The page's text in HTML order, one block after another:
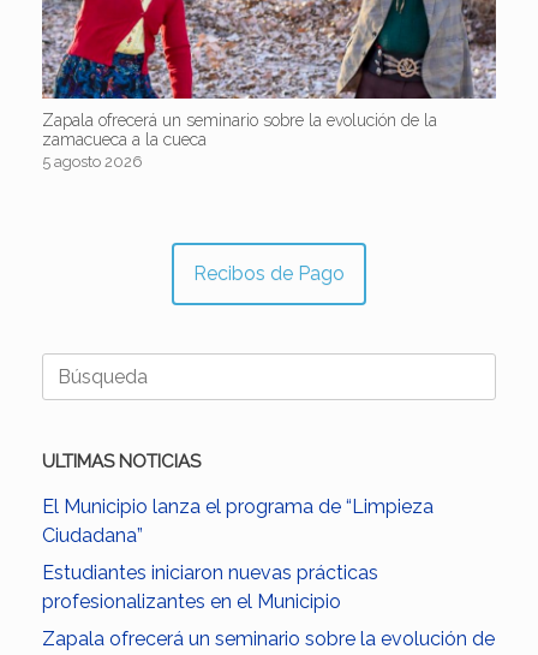
Zapala ofrecerá un seminario sobre la evolución de la
zamacueca a la cueca
5 agosto 2026
Recibos de Pago
Buscar:
ULTIMAS NOTICIAS
El Municipio lanza el programa de “Limpieza
Ciudadana”
Estudiantes iniciaron nuevas prácticas
profesionalizantes en el Municipio
Zapala ofrecerá un seminario sobre la evolución de